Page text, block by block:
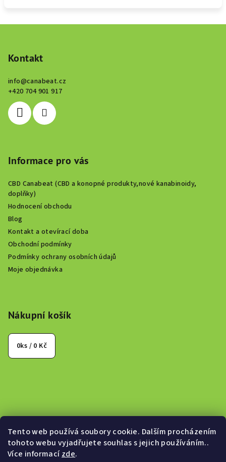
Tento web používá soubory cookie. Dalším procházením
tohoto webu vyjadřujete souhlas s jejich používáním..
Více informacízde.
Kontakt
info@canabeat.cz
+420 704 901 917
Informace pro vás
CBD Canabeat (CBD a konopné produkty,nové kanabinoidy,
doplňky)
Hodnocení obchodu
Blog
Kontakt a otevírací doba
Obchodní podmínky
Podmínky ochrany osobních údajů
Moje objednávka
Nákupní košík
0ks / 0 Kč